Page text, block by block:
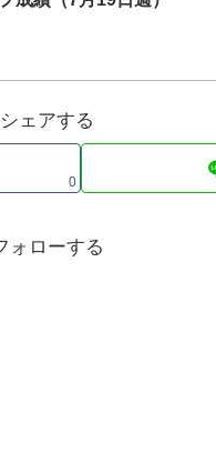
ェアする
0
ォローする